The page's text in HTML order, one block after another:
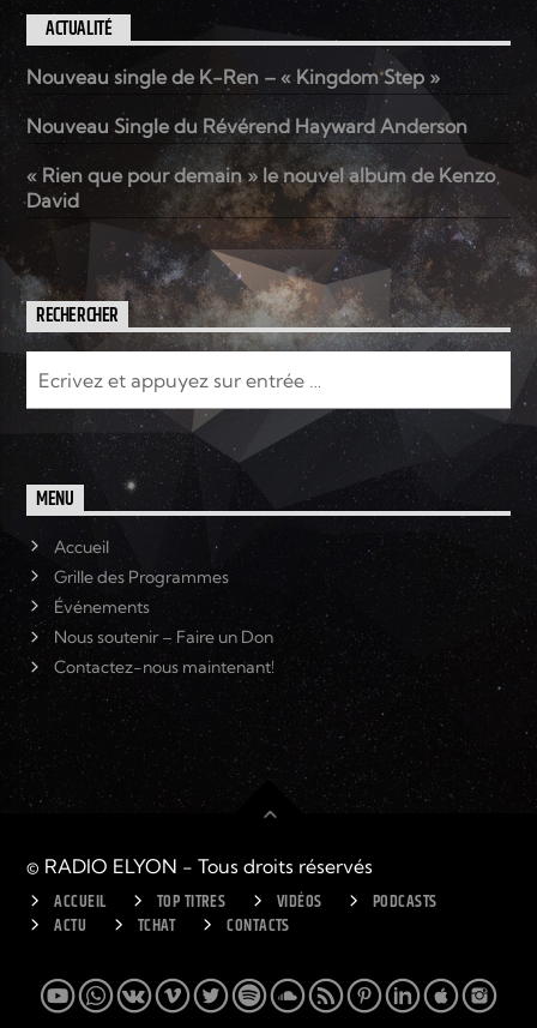
ACTUALITÉ
Nouveau single de K-Ren – « Kingdom Step »
Nouveau Single du Révérend Hayward Anderson
« Rien que pour demain » le nouvel album de Kenzo
David
RECHERCHER
MENU
Accueil
Grille des Programmes
Événements
Nous soutenir – Faire un Don
Contactez-nous maintenant!
© RADIO ELYON - Tous droits réservés
ACCUEIL TOP TITRES VIDÉOS
PODCASTS
ACTU
TCHAT CONTACTS